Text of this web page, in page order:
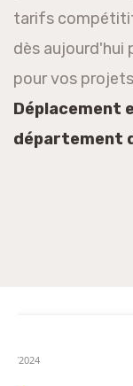
tarifs
dès aujourd'hui
pour vos
Déplacement
département